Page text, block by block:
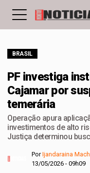
BRASIL
PF investiga
Cajamar por
temerária
Operação apura
investimentos de alto
Justiça determinou
PorIjandaraina
13/05/2026 - 09h09